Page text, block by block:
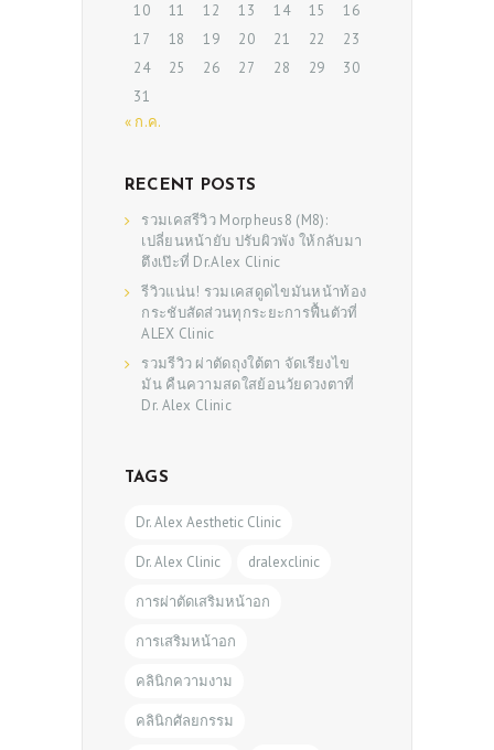
PRE & POST CAUTIONS
CONSULT & RESERVATION
10
11 12 13 14 15
16
17
18 19 20 21 22
23
24
25 26 27 28 29
30
31
« ก.ค.
RECENT POSTS
รวมเคสรีวิว Morpheus8 (M8):
เปลี่ยนหน้ายับ ปรับผิวพัง ให้กลับมา
ตึงเป๊ะที่ Dr.Alex Clinic
รีวิวแน่น! รวมเคสดูดไขมันหน้าท้อง
กระชับสัดส่วนทุกระยะการฟื้นตัวที่
ALEX Clinic
รวมรีวิว ผ่าตัดถุงใต้ตา จัดเรียงไข
มัน คืนความสดใสย้อนวัยดวงตาที่
Dr. Alex Clinic
TAGS
Dr. Alex Aesthetic Clinic
Dr. Alex Clinic dralexclinic
การผ่าตัดเสริมหน้าอก
การเสริมหน้าอก
คลินิกความงาม
คลินิกศัลยกรรม